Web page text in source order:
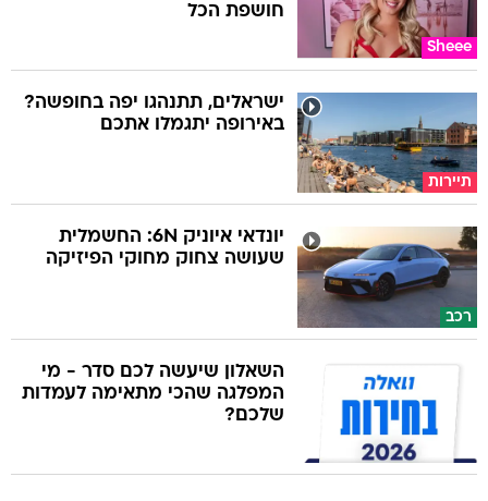
Sheee
חושפת הכל
תיירות
ישראלים, תתנהגו יפה בחופשה?
באירופה יתגמלו אתכם
רכב
יונדאי איוניק 6N: החשמלית
שעושה צחוק מחוקי הפיזיקה
השאלון שיעשה לכם סדר - מי
המפלגה שהכי מתאימה לעמדות
שלכם?